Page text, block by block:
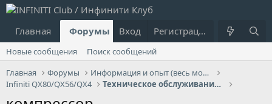
Главная Форумы Что нового?
Вход Регистрация
Новые сообщения
Поиск сообщений
Главная
Форумы
Информация и опыт (весь модельный ряд Infiniti)
Infiniti QX80/QX56/QX4
Техническое обслуживание, гарантия QX80/QX56/QX4